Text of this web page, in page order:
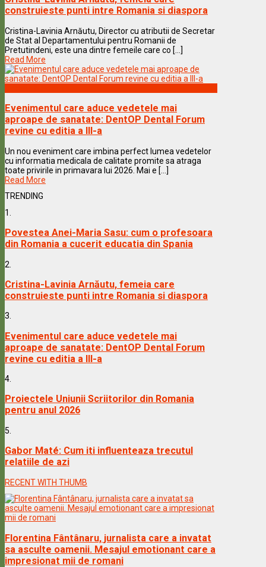
construieste punti intre Romania si diaspora
Cristina-Lavinia Arnăutu, Director cu atributii de Secretar
de Stat al Departamentului pentru Romanii de
Pretutindeni, este una dintre femeile care co [...]
Read More
Evenimentul care aduce vedetele mai
aproape de sanatate: DentOP Dental Forum
revine cu editia a III-a
Un nou eveniment care imbina perfect lumea vedetelor
cu informatia medicala de calitate promite sa atraga
toate privirile in primavara lui 2026. Mai e [...]
Read More
TRENDING
1.
Povestea Anei-Maria Sasu: cum o profesoara
din Romania a cucerit educatia din Spania
2.
Cristina-Lavinia Arnăutu, femeia care
construieste punti intre Romania si diaspora
3.
Evenimentul care aduce vedetele mai
aproape de sanatate: DentOP Dental Forum
revine cu editia a III-a
4.
Proiectele Uniunii Scriitorilor din Romania
pentru anul 2026
5.
Gabor Maté: Cum iti influenteaza trecutul
relatiile de azi
RECENT WITH THUMB
Florentina Fântânaru, jurnalista care a invatat
sa asculte oamenii. Mesajul emotionant care a
impresionat mii de romani